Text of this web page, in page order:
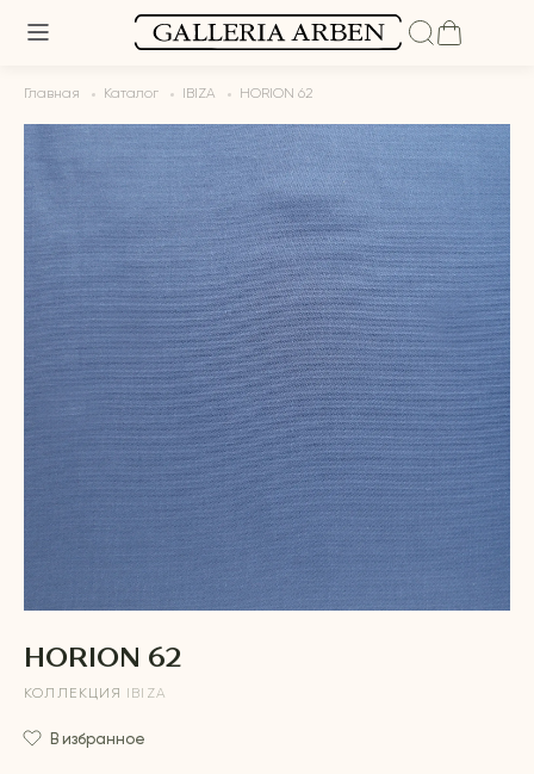
Главная Каталог IBIZA HORION 62
HORION 62
КОЛЛЕКЦИЯ IBIZA
В избранное